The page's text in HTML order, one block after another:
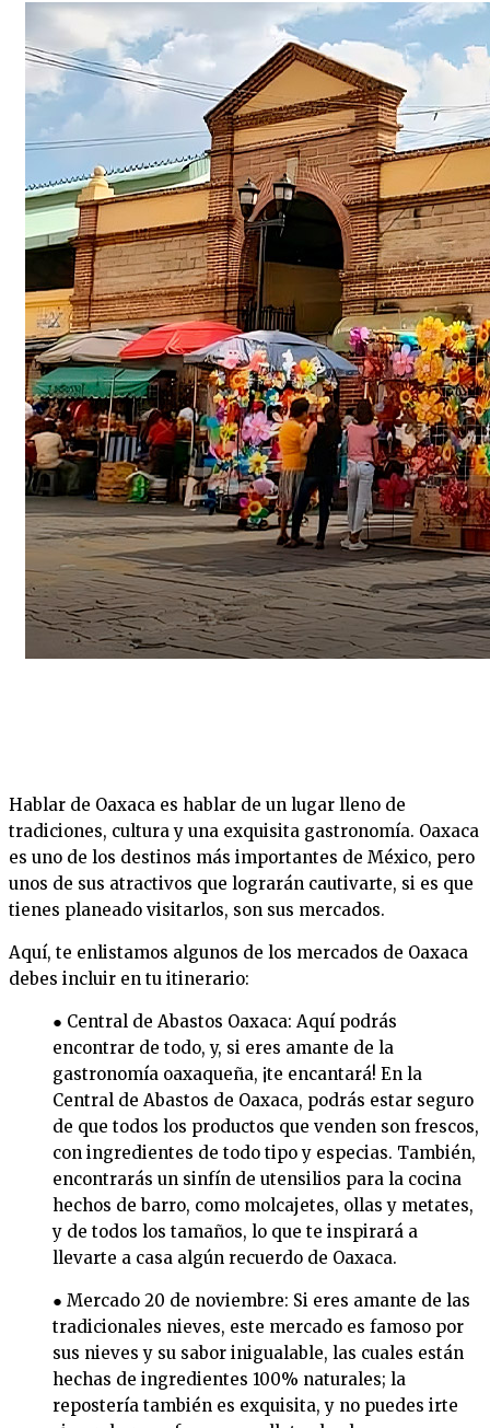
Hablar de Oaxaca es hablar de un lugar lleno de
tradiciones, cultura y una exquisita gastronomía. Oaxaca
es uno de los destinos más importantes de México, pero
unos de sus atractivos que lograrán cautivarte, si es que
tienes planeado visitarlos, son sus mercados.
Aquí, te enlistamos algunos de los mercados de Oaxaca
debes incluir en tu itinerario:
● Central de Abastos Oaxaca: Aquí podrás
encontrar de todo, y, si eres amante de la
gastronomía oaxaqueña, ¡te encantará! En la
Central de Abastos de Oaxaca, podrás estar seguro
de que todos los productos que venden son frescos,
con ingredientes de todo tipo y especias. También,
encontrarás un sinfín de utensilios para la cocina
hechos de barro, como molcajetes, ollas y metates,
y de todos los tamaños, lo que te inspirará a
llevarte a casa algún recuerdo de Oaxaca.
● Mercado 20 de noviembre: Si eres amante de las
tradicionales nieves, este mercado es famoso por
sus nieves y su sabor inigualable, las cuales están
hechas de ingredientes 100% naturales; la
repostería también es exquisita, y no puedes irte